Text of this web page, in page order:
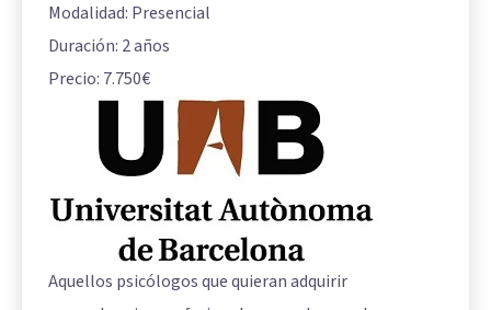
Modalidad: Presencial
Duración: 2 años
Precio: 7.750€
Aquellos psicólogos que quieran adquirir